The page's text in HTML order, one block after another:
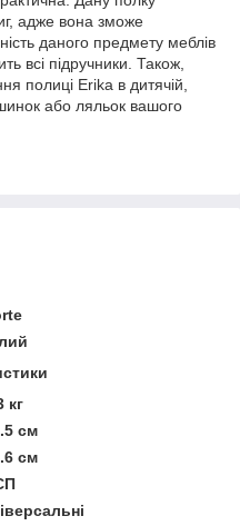
адже вона зможе
даного предмету меблів
всі підручники. Також,
полиці Erika в дитячій,
або ляльок вашого
кг
см
см